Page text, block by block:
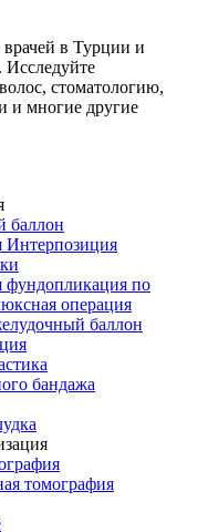
в Турции и
Исследуйте
стоматологию,
и многие другие
баллон
Интерпозиция
фундопликация по
операция
баллон
бандажа
томография